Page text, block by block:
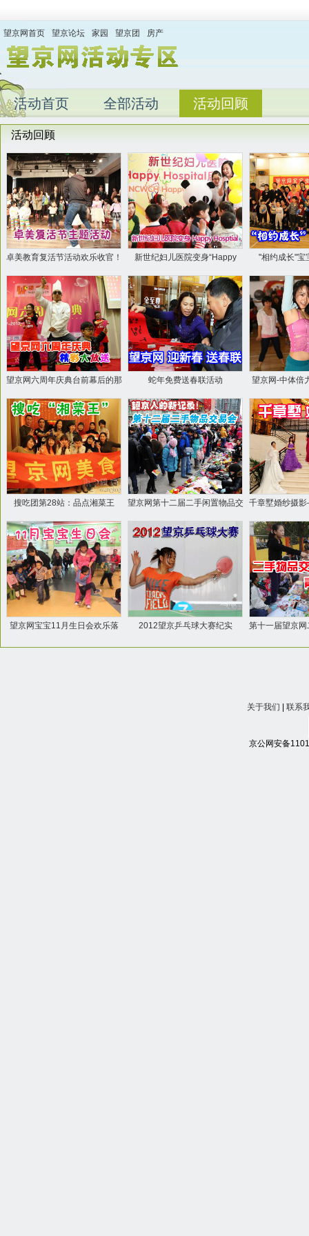
望京网首页 望京论坛 家园 望京团 房产
活动首页 全部活动 活动回顾
活动回顾
卓美教育复活节活动欢乐收官！
新世纪妇儿医院变身“Happy
Hosptial”
"相约成长"宝
望京网六周年庆典台前幕后的那
些事儿
蛇年免费送春联活动
望京网-中体倍
硝
搜吃团第28站：品点湘菜王
望京网第十二届二手闲置物品交
易会
千章墅婚纱摄
望京网宝宝11月生日会欢乐落
2012望京乒乓球大赛纪实
第十一届望京
关于我们 联系
京公网安备